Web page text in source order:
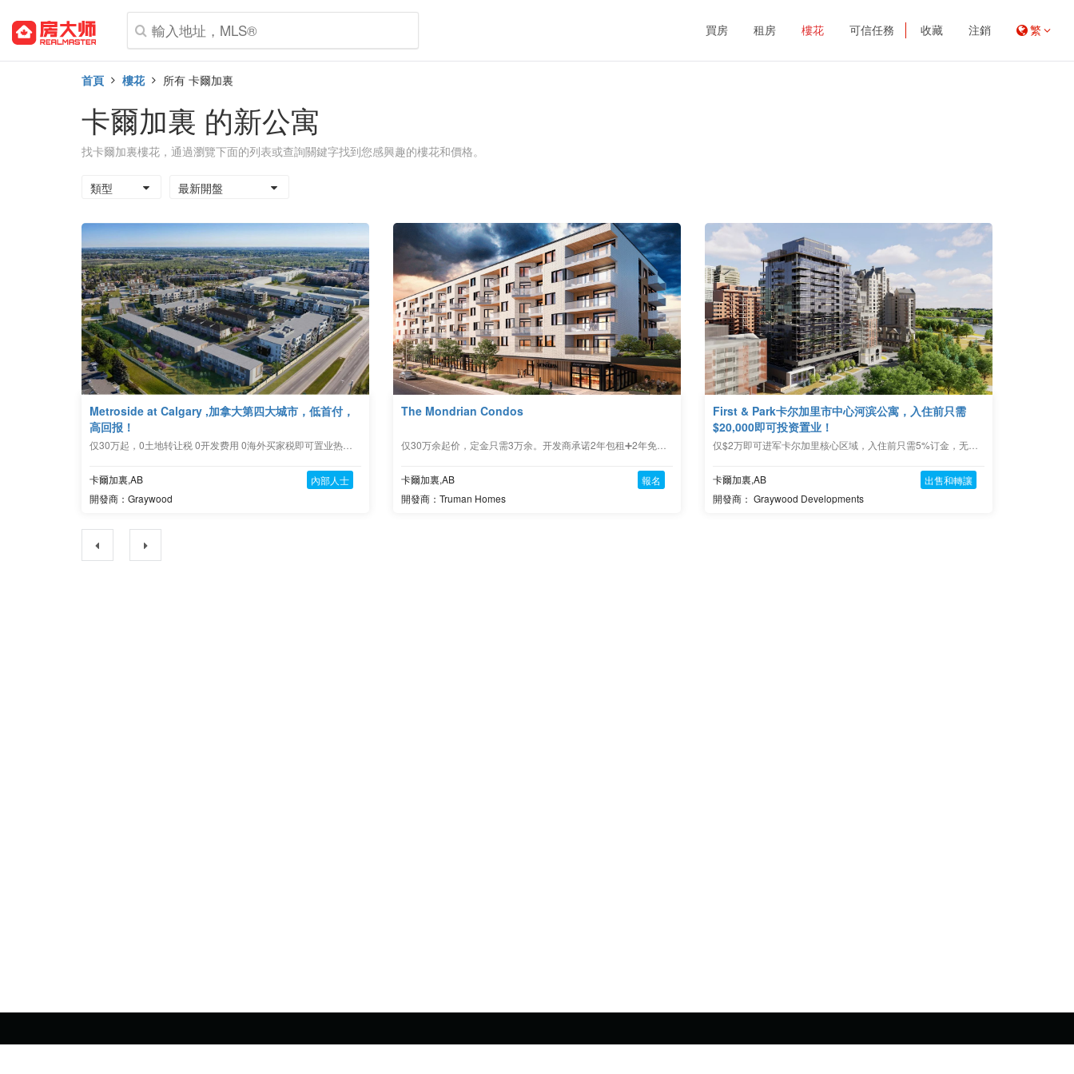
買房 租房 樓花 可信任務 收藏 注銷 繁
首頁 樓花 所有 卡爾加裏
卡爾加裏 的新公寓
找卡爾加裏樓花，通過瀏覽下面的列表或查詢關鍵字找到您感興趣的樓花和價格。
類型 最新開盤
Metroside at Calgary ,加拿大第四大城市，低首付，
高回报！
卡爾加裏,AB
開發商：Graywood
內部人士
The Mondrian Condos
卡爾加裏,AB
開發商：Truman Homes
報名
First & Park卡尔加里市中心河滨公寓，入住前只需
$20,000即可投资置业！
卡爾加裏,AB
開發商： Graywood Developments
出售和轉讓